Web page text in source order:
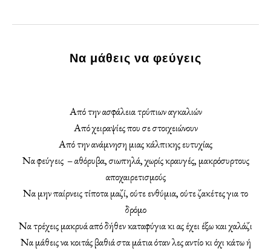
Να μάθεις να φεύγεις
Από την ασφάλεια τρύπιων αγκαλιών
Από χειραψίες που σε στοιχειώνουν
Από την ανάμνηση μιας κάλπικης ευτυχίας
Να φεύγεις – αθόρυβα, σιωπηλά, χωρίς κραυγές, μακρόσυρτους
αποχαιρετισμούς
Να μην παίρνεις τίποτα μαζί, ούτε ενθύμια, ούτε ζακέτες για το
δρόμο
Να τρέχεις μακρυά από δήθεν καταφύγια κι ας έχει έξω και χαλάζι
Να μάθεις να κοιτάς βαθιά στα μάτια όταν λες αντίο κι όχι κάτω ή